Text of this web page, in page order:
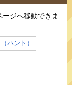
ジへ移動できま
ハント）